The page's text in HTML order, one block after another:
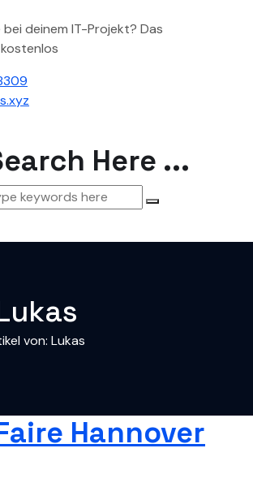
deinem IT-Projekt? Das
Here ...
von: Lukas
Hannover